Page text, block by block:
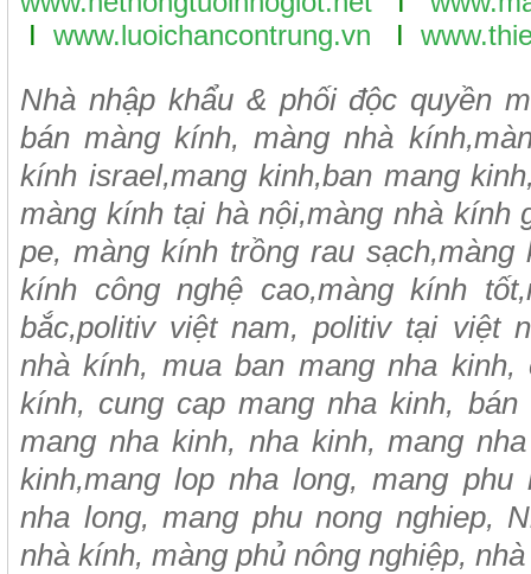
I www.luoichancontrung.vn I
Nhà nhập khẩu & phối độc quyền
bán màng kính, màng nhà
kính israel,mang kinh,ban mang
màng kính tại hà nội,màng nhà kính
pe, màng kính trồng rau sạch,màng
kính công nghệ cao,màng kính
bắc,politiv việt nam, politiv tại việt
nhà kính, mua ban mang nha kinh,
kính, cung cap mang nha kinh,
mang nha kinh, nha kinh, mang
kinh,mang lop nha long, mang phu
nha long, mang phu nong nghiep,
nhà kính, màng phủ nông nghiệp,